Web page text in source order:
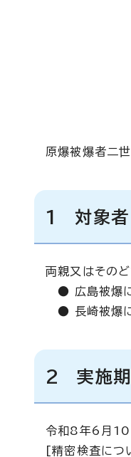
原爆被爆者二
1 対象者
両親又はその
● 広島被爆に
● 長崎被爆に
2 実施期
令和8年6月10
[精密検査につ